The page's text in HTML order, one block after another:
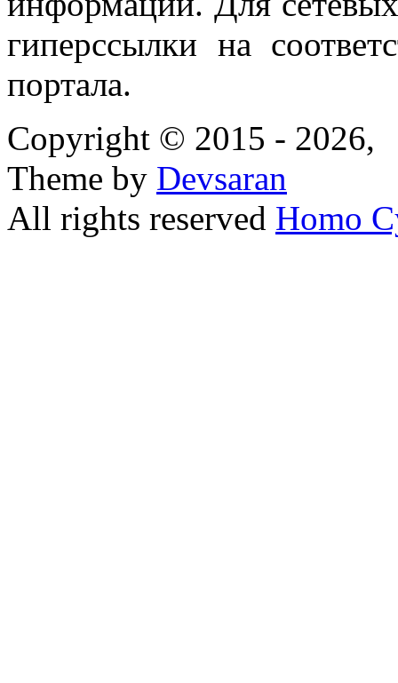
гиперссылки на
портала.
Copyright © 2015 - 2026,
Theme by Devsaran
All rights reserved Homo